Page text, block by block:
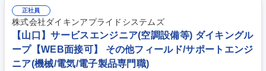
や夜間のトラブル対応などにもあたっていただく事になります。 いすゞで
は商用車であるトラックの不稼働を出さないことを大切にしており、故障
診断等を元に部品交換するのか修理するのかコストと時間を考えて対応し
ていくため、一般車の整備と異なりエンジニアとしてのスキルを身に付け
ることが出来ます。 募集職種 【広島市/佐伯区】自動車整備士（サービ
ス）年間休日120日/未経験歓迎
正社員
株式会社ダイキンアプライドシステムズ
【山口】サービスエンジニア(空調設備等) ダイキングル
ープ【WEB面接可】 その他フィールド/サポートエンジ
ニア(機械/電気/電子製品専門職)